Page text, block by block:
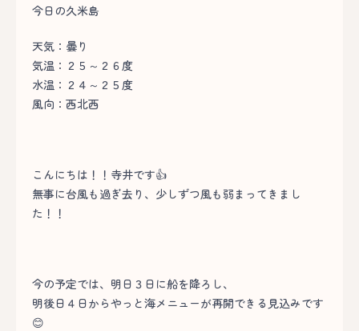
今日の久米島
天気：曇り
気温：２５～２６度
水温：２４～２５度
風向：西北西
こんにちは！！寺井です👍
無事に台風も過ぎ去り、少しずつ風も弱まってきまし
た！！
今の予定では、明日３日に船を降ろし、
明後日４日からやっと海メニューが再開できる見込みです
😊